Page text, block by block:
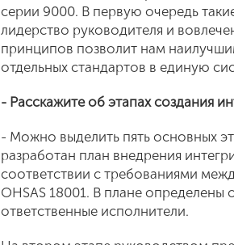
серии 9000. В первую очередь
лидерство руководителя и
принципов позволит нам
отдельных стандартов в единую
- Расскажите об этапах создания
- Можно выделить пять основных
разработан план внедрения
соответствии с требованиями
OHSAS 18001. В плане
ответственные исполнители.